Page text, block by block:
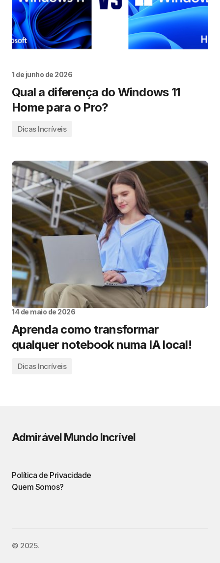
1 de junho de 2026
Qual a diferença do Windows 11
Home para o Pro?
Dicas Incríveis
14 de maio de 2026
Aprenda como transformar
qualquer notebook numa IA local!
Dicas Incríveis
Admirável Mundo Incrível
Política de Privacidade
Quem Somos?
©️ 2025.